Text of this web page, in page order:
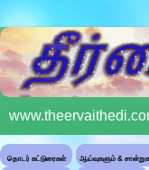
தொடர் கட்டுரைகள் ஆய்வுகளும் &